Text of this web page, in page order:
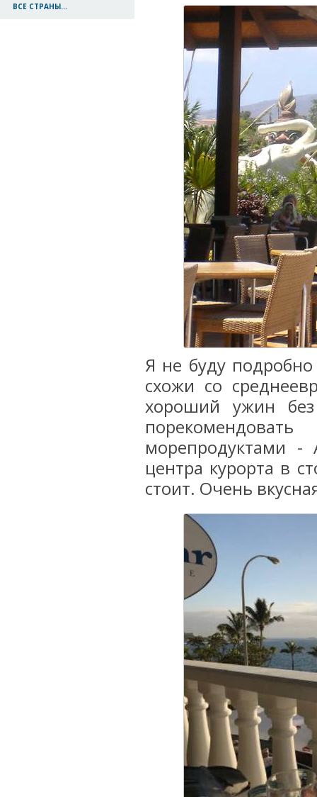
ВСЕ СТРАНЫ...
Я не буду
схожи со
хороший ужин
морепродуктами
центра курорта в
стоит. Очень